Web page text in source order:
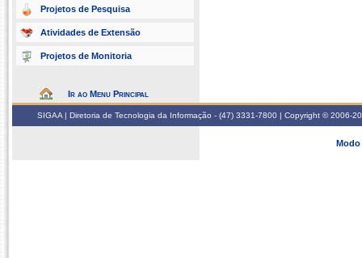
Projetos de Pesquisa
Atividades de Extensão
Projetos de Monitoria
Ir ao Menu Principal
SIGAA | Diretoria de Tecnologia da Informação - (47) 3331-7800 | Copyright © 2006-
Modo